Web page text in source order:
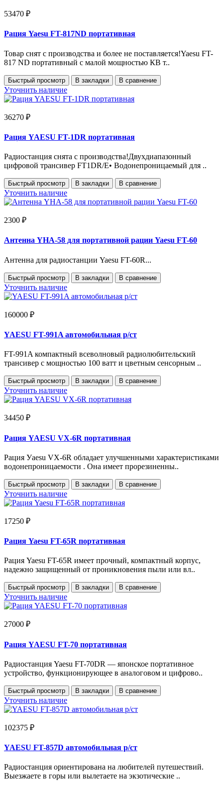
53470 ₽
Рация Yaesu FT-817ND портативная
Товар снят с производства и более не поставляется!Yaesu FT-
817 ND портативный с малой мощностью КВ т..
Быстрый просмотр В закладки В сравнение
Уточнить наличие
36270 ₽
Рация YAESU FT-1DR портативная
Радиостанция снята с производства!Двухдиапазонный
цифровой трансивер FT1DR/E• Водонепроницаемый для ..
Быстрый просмотр В закладки В сравнение
Уточнить наличие
2300 ₽
Антенна YHA-58 для портативной рации Yaesu FT-60
Антенна для радиостанции Yaesu FT-60R...
Быстрый просмотр В закладки В сравнение
Уточнить наличие
160000 ₽
YAESU FT-991A автомобильная р/ст
FT-991A компактный всеволновый радиолюбительский
трансивер с мощностью 100 ватт и цветным сенсорным ..
Быстрый просмотр В закладки В сравнение
Уточнить наличие
34450 ₽
Рация YAESU VX-6R портативная
Рация Уaesu VX-6R обладает улучшенными характеристиками
водонепроницаемости . Она имеет прорезиненны..
Быстрый просмотр В закладки В сравнение
Уточнить наличие
17250 ₽
Рация Yaesu FT-65R портативная
Рация Yaesu FT-65R имеет прочный, компактный корпус,
надежно защищенный от проникновения пыли или вл..
Быстрый просмотр В закладки В сравнение
Уточнить наличие
27000 ₽
Рация YAESU FT-70 портативная
Радиостанция Yaesu FT-70DR — японское портативное
устройство, функционирующее в аналоговом и цифрово..
Быстрый просмотр В закладки В сравнение
Уточнить наличие
102375 ₽
YAESU FT-857D автомобильная р/ст
Радиостанция ориентирована на любителей путешествий.
Выезжаете в горы или вылетаете на экзотические ..